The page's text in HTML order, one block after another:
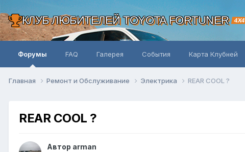
КЛУБ ЛЮБИТЕЛЕЙ TOYOTA FORTUNER 4X4
Форумы FAQ Галерея События Карта Клубней
Главная Ремонт и Обслуживание Электрика REAR COOL ?
REAR COOL ?
Автор arman